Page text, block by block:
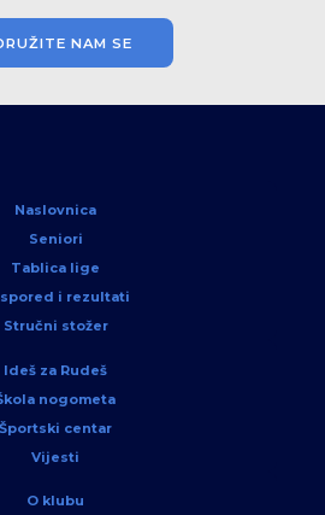
NAM SE
Naslovnica
Seniori
Tablica lige
i rezultati
Stručni stožer
Ideš za Rudeš
nogometa
Športski centar
Vijesti
O klubu